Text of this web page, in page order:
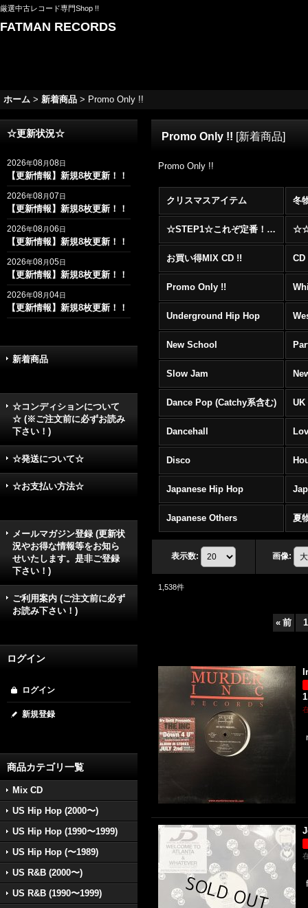
厳選中古レコード専門Shop !!
FATMAN RECORDS
ホーム > 新着商品 > Promo Only !!
☆更新状況☆
2026年08月08日
【更新情報】新規8枚更新！！
2026年08月07日
【更新情報】新規8枚更新！！
2026年08月06日
【更新情報】新規8枚更新！！
2026年08月05日
【更新情報】新規8枚更新！！
2026年08月04日
【更新情報】新規8枚更新！！
新着商品
☆コンディションについて
☆ (※ご注文前に必ずお読み
下さい！)
☆発送について☆
☆お支払い方法☆
メールマガジン登録 (更新状
況やお得な情報等をお知ら
せいたします。是非ご登録
下さい！)
ご利用案内 (ご注文前に必ず
お読み下さい！)
ログイン
ログイン
新規登録
商品カテゴリ一覧
Mix CD
US Hip Hop (2000〜)
US Hip Hop (1990〜1999)
US Hip Hop (〜1989)
US R&B (2000〜)
US R&B (1990〜1999)
Promo Only !! [新着商品]
Promo Only !!
クリスマスアイテム 冬
☆STEP1☆これぞ定番！！まずはここから！2000年代R&BフロアヒットBest 100 !!!
お買い得MIX CD !!
Promo Only !!
Underground Hip Hop
New School
Slow Jam
Dance Pop (Catchy系含む) UK
Dancehall
Disco
Japanese Hip Hop
Japanese Others 夏
表示数: 画像:
1,538件
« 前 1